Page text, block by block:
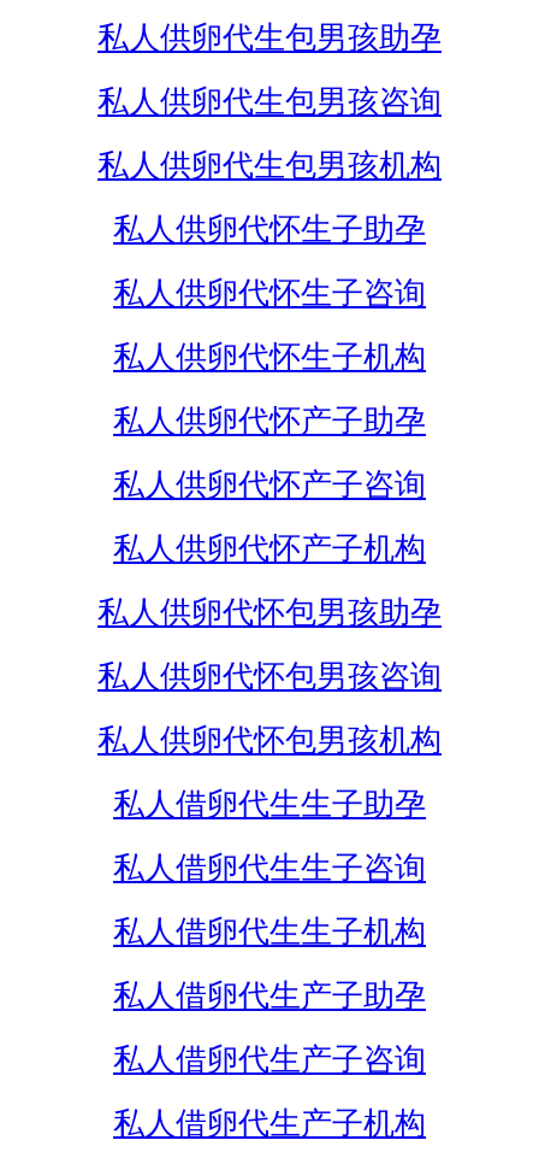
私人供卵代生包男孩助孕
私人供卵代生包男孩咨询
私人供卵代生包男孩机构
私人供卵代怀生子助孕
私人供卵代怀生子咨询
私人供卵代怀生子机构
私人供卵代怀产子助孕
私人供卵代怀产子咨询
私人供卵代怀产子机构
私人供卵代怀包男孩助孕
私人供卵代怀包男孩咨询
私人供卵代怀包男孩机构
私人借卵代生生子助孕
私人借卵代生生子咨询
私人借卵代生生子机构
私人借卵代生产子助孕
私人借卵代生产子咨询
私人借卵代生产子机构